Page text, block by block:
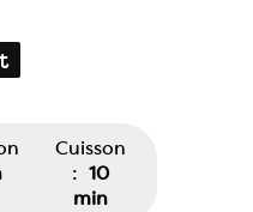
Cuisson
: 10
min